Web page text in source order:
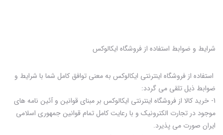
شرایط و ضوابط استفاده از فروشگاه ایکالوکس
استفاده از فروشگاه اینترنتی ایکالوکس به معنی توافق کامل شما با شرایط و
ضوابط ذیل تلقی می گردد:
1- خرید کالا از فروشگاه اینترنتی ایکالوکس بر مبنای قوانین و آئین نامه های
موجود در تجارت الکترونیک و با رعایت کامل تمام قوانین جمهوری اسلامی
ایران صورت می پذیرد.